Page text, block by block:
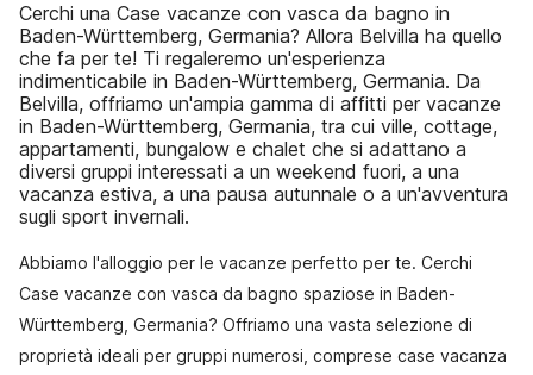
Cerchi una Case vacanze con vasca da bagno in
Baden-Württemberg, Germania? Allora Belvilla ha quello
che fa per te! Ti regaleremo un'esperienza
indimenticabile in Baden-Württemberg, Germania. Da
Belvilla, offriamo un'ampia gamma di affitti per vacanze
in Baden-Württemberg, Germania, tra cui ville, cottage,
appartamenti, bungalow e chalet che si adattano a
diversi gruppi interessati a un weekend fuori, a una
vacanza estiva, a una pausa autunnale o a un'avventura
sugli sport invernali.
Abbiamo l'alloggio per le vacanze perfetto per te. Cerchi
Case vacanze con vasca da bagno spaziose in Baden-
Württemberg, Germania? Offriamo una vasta selezione di
proprietà ideali per gruppi numerosi, comprese case vacanza